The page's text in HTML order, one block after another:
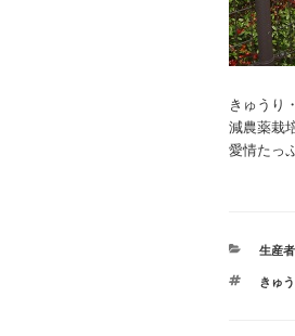
きゅうり
減農薬栽
愛情たっ
カ
ゴ
生産者
タ
きゅ